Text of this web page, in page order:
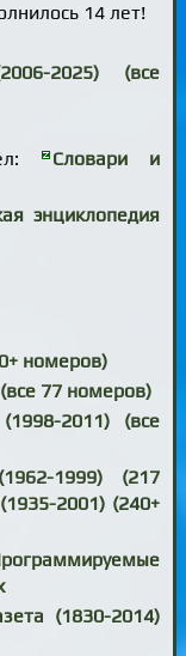
14 лет!
2025) (все
Словари и
энциклопедия
номеров)
77 номеров)
2011) (все
1999) (217
2001) (240+
(1830-2014)